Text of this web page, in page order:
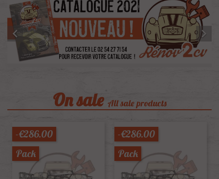
 Previous 
Next
On sale All sale products
-€286.00
Pack
-€286.00
Pack